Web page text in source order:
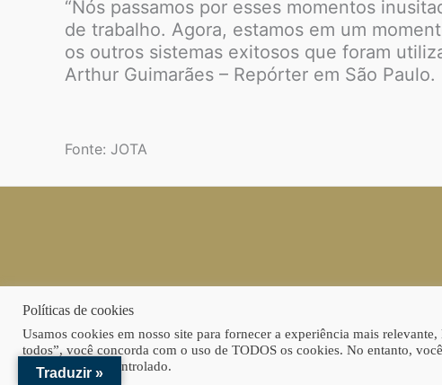
“Nós passamos por esses momentos
de trabalho. Agora, estamos em um
os outros sistemas exitosos que foram
Arthur Guimarães – Repórter em São Paulo.
Fonte: JOTA
Políticas de cookies
Usamos cookies em nosso site para fornecer a experiência mais
todos”, você concorda com o uso de TODOS os cookies. No entanto,
consentimento controlado.
Traduzir »